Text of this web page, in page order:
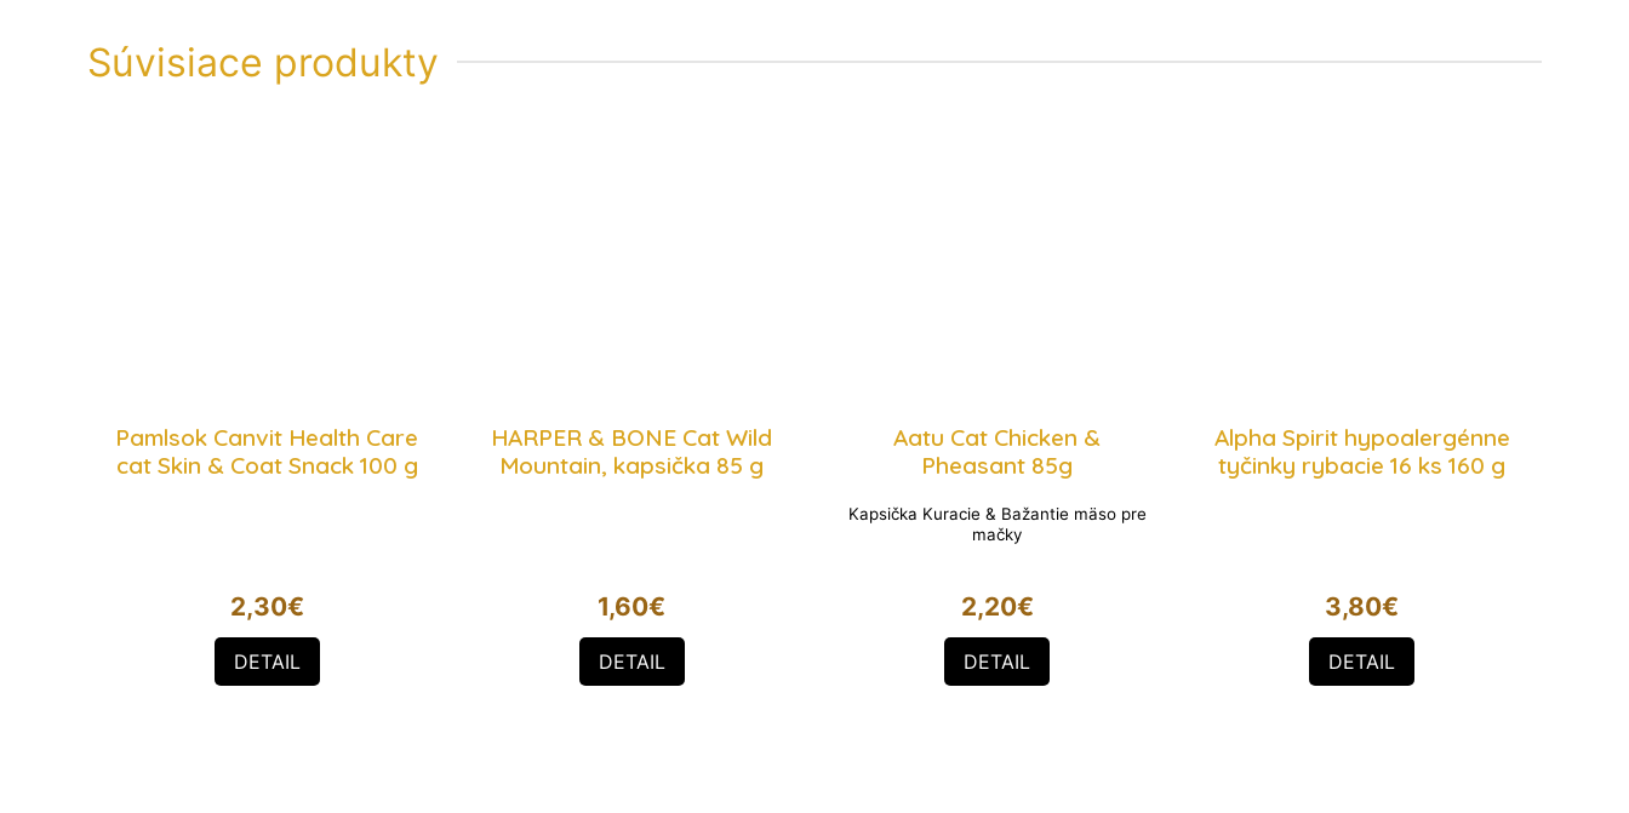
Súvisiace produkty
Pamlsok Canvit Health Care
cat Skin & Coat Snack 100 g
2,30€
DETAIL
HARPER & BONE Cat Wild
Mountain, kapsička 85 g
1,60€
DETAIL
Aatu Cat Chicken &
Pheasant 85g
Kapsička Kuracie & Bažantie mäso pre
mačky
2,20€
DETAIL
Alpha Spirit hypoalergénne
tyčinky rybacie 16 ks 160 g
3,80€
DETAIL